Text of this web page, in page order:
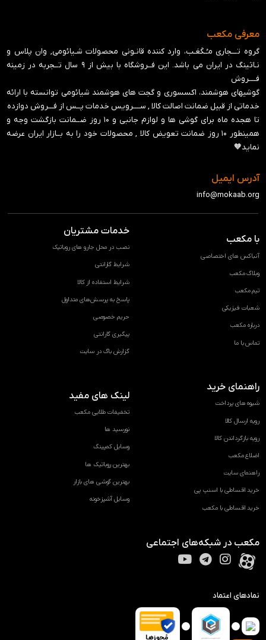
معرفی مکعب
گروه تـــجاری مـُـکَعَـب، وارد کننده قانـونی محصولات شـیائومی, وان پلاس و
نـاثینگ در ایران می باشد. این فــروشگاه با بیش از ۹ سال تــجربه در زمینه
فــــروش
گوشیهای هوشمند، اکسسوری و گجت های هوشمند شیائومی توانسته با ارائه
خدماتی از قبیل ضمانت اصالت کالا , ســــرویس خدمات پــس از فـــروش دوازده
تا هجده ماه برای گوشی ها و لوازم جانبی و ‍۱۰ روز ضــمانت بازگشت وجه و
همینطور ۱۰ روز ضمانت تعویض کالا , محصولات خود را به بــازار ایران عرضه
نماید🧡
آدرس ایمیل
info@mokaab.org
با مکعب
آنباکس های اختصاصی
وبلاگ مکعب
تیم مکعب
شعبات فیزیکی
درباره مکعب
تماس با ما
خدمات مشتریان
نصب در محل جارو های روباتیک
شرایط گارانتی
شرایط استفاده از کالا
پاسخ به پرسش‌های متداول
حریم خصوصی
پیگیری گارانتی
گزارش باگ در سایت
راهنمای خرید
شیوه های پرداخت
رویه ارسال کالا
رویه بازگرداندن کالا
اضلاع مکعب
راهنمای سایت
خرید اقساطی با اسنپ پی
خرید اقساطی با مکعب
لینک های مفید
تخفیفات طلایی مکعب
نورسید ها
وسایل کمپینگ
بهترین روباتیک ها
بهترین گوشی های بازار
وسایل آشپزخونه
مکعب در شبکه‌های اجتماعی
نمادهای اعتماد